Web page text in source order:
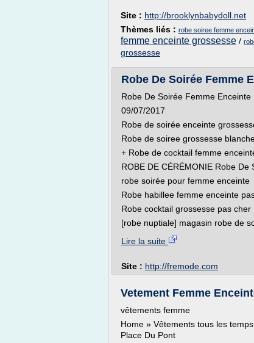
Site : http://brooklynbabydoll.net
Thèmes liés : robe soiree femme
femme enceinte grossesse /
grossesse
Robe De Soirée Femme
Robe De Soirée Femme Enceinte
09/07/2017
Robe de soirée enceinte
Robe de soiree grossesse
+ Robe de cocktail femme
ROBE DE CÉRÉMONIE Robe De
robe soirée pour femme enceinte
Robe habillee femme enceinte
Robe cocktail grossesse pas cher
[robe nuptiale] magasin robe de
Lire la suite
Site : http://fremode.com
Vetement Femme
vêtements femme
Home » Vêtements tous les
Place Du Pont